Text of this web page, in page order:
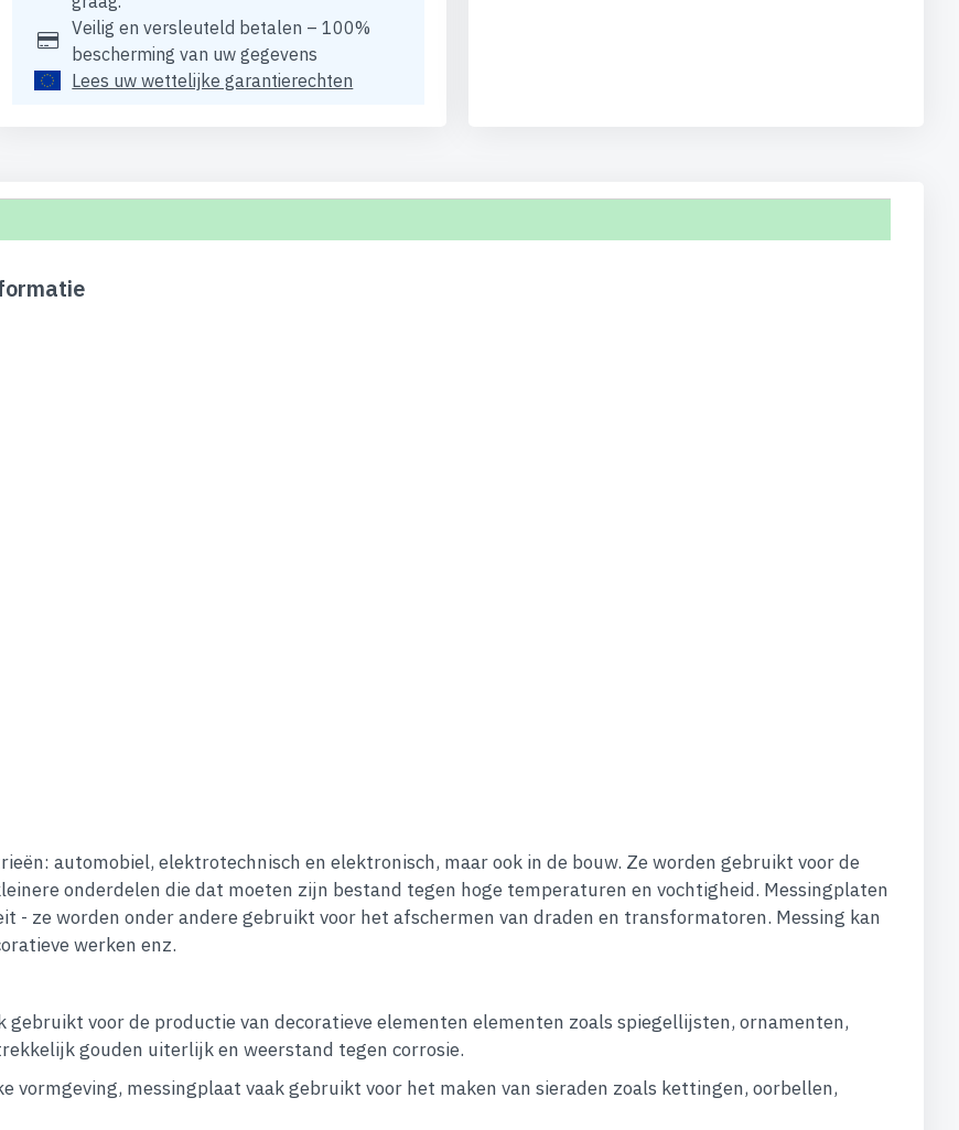
Veilig en versleuteld betalen – 100%
bescherming van uw gegevens
Lees uw wettelijke garantierechten
automobiel, elektrotechnisch en elektronisch, maar ook in de bouw. Ze worden gebruikt voor de
onderdelen die dat moeten zijn bestand tegen hoge temperaturen en vochtigheid. Messingplaten
- ze worden onder andere gebruikt voor het afschermen van draden en transformatoren. Messing kan
werken enz.
voor de productie van decoratieve elementen elementen zoals spiegellijsten, ornamenten,
gouden uiterlijk en weerstand tegen corrosie.
vormgeving, messingplaat vaak gebruikt voor het maken van sieraden zoals kettingen, oorbellen,